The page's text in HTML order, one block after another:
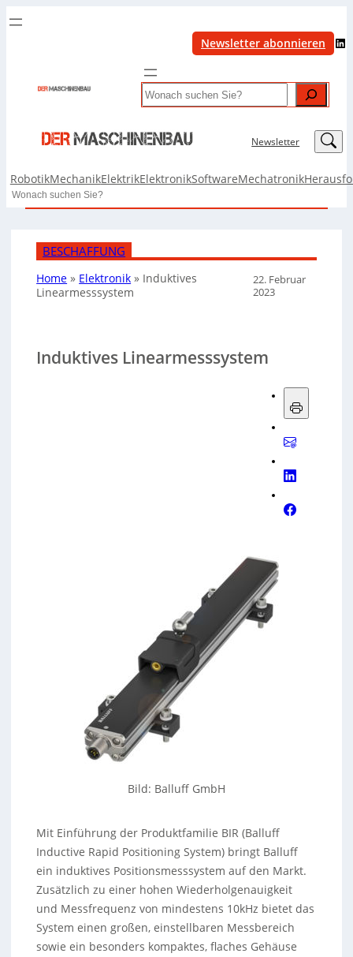
Newsletter abonnieren LinkedIn
Search
Newsletter LinkedIn
RobotikMechanikElektrikElektronikSoftwareMechatronik
Search
BESCHAFFUNG
Home » Elektronik » Induktives
Linearmesssystem
22. Februar
2023
Induktives Linearmesssystem
Bild: Balluff GmbH
Mit Einführung der Produktfamilie BIR (Balluff
Inductive Rapid Positioning System) bringt Balluff
ein induktives Positionsmesssystem auf den Markt.
Zusätzlich zu einer hohen Wiederholgenauigkeit
und Messfrequenz von mindestens 10kHz bietet das
System einen großen, einstellbaren Messbereich
sowie ein besonders kompaktes, flaches Gehäuse